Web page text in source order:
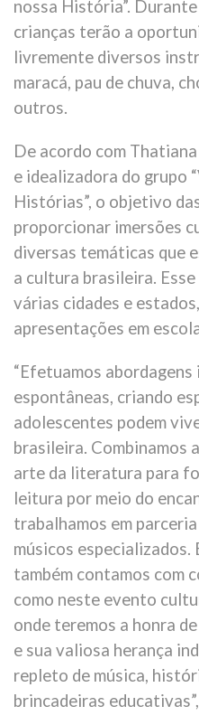
nossa História”.
crianças terão a
livremente diversos
maracá, pau de chuva,
outros.
De acordo com
e idealizadora do grupo
Histórias”, o objetivo
proporcionar imersões
diversas temáticas que
a cultura brasileira.
várias cidades e
apresentações em
“Efetuamos
espontâneas, criando
adolescentes podem
brasileira. Combinamos
arte da literatura para
leitura por meio do
trabalhamos em
músicos especializados.
também contamos com
como neste evento
onde teremos a honra
e sua valiosa herança
repleto de música,
brincadeiras